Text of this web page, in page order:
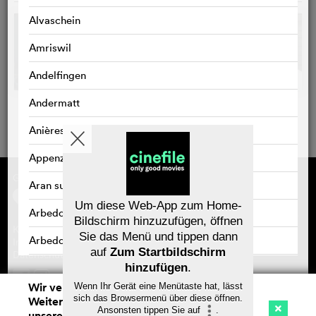
Alvaschein
Amriswil
Andelfingen
Andermatt
Anières
Appenzell
Aran sur Vilette
Arbedo
Arbedo-Castione
Arbon
Arlesheim Speichern
Kontakt
Impressum
Datenschutz
Newsletter
Häufig gestellte Fragen (FAQ)
Gutscheine
Wir verwenden Cookies. Mit dem
Weitersurfen auf cinefile.ch stimmen Sie
Um diese Web-App zum Home-
Bildschirm hinzuzufügen, öffnen
Sie das Menü und tippen dann
auf Zum Startbildschirm
hinzufügen.
Wenn Ihr Gerät eine Menütaste hat, lässt
sich das Browsermenü über diese öffnen.
Ansonsten tippen Sie auf
.